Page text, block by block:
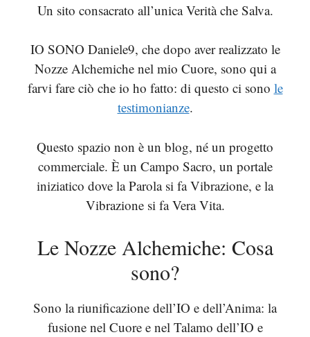
Un sito consacrato all’unica Verità che Salva.
IO SONO Daniele9, che dopo aver realizzato le
Nozze Alchemiche nel mio Cuore, sono qui a
farvi fare ciò che io ho fatto: di questo ci sono le
testimonianze.
Questo spazio non è un blog, né un progetto
commerciale. È un Campo Sacro, un portale
iniziatico dove la Parola si fa Vibrazione, e la
Vibrazione si fa Vera Vita.
Le Nozze Alchemiche: Cosa
sono?
Sono la riunificazione dell’IO e dell’Anima: la
fusione nel Cuore e nel Talamo dell’IO e